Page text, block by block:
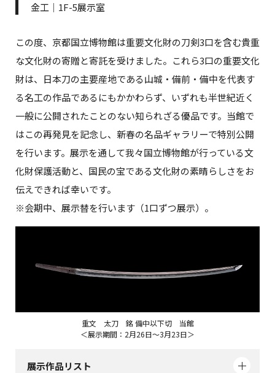
金工｜1F-5展示室
この度、京都国立博物館は重要文化財の刀剣3口を含む貴重
な文化財の寄贈と寄託を受けました。これら3口の重要文化
財は、日本刀の主要産地である山城・備前・備中を代表す
る名工の作品であるにもかかわらず、いずれも半世紀近く
一般に公開されたことのない知られざる優品です。当館で
はこの再発見を記念し、新春の名品ギャラリーで特別公開
を行います。展示を通して我々国立博物館が行っている文
化財保護活動と、国民の宝である文化財の素晴らしさをお
伝えできれば幸いです。
※会期中、展示替を行います（1口ずつ展示）。
重文 太刀 銘 備中以下切 当館
＜展示期間：2月26日～3月23日＞
展示作品リスト